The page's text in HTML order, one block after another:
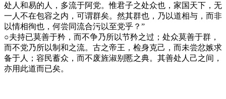
处人和易的人，多流于阿党。惟君子之处众也，家国天下，无
一人不在包容之内，可谓群矣。然其群也，乃以道相与，而非
以情相徇也，何尝同流合污以至党乎？”
○夫持已莫善于矜，而不争乃所以节矜之过；处众莫善于群，
而不党乃所以制和之流。古之帝王，检身克己，而未尝忿嫉求
备于人；容民蓄众，而不废旌淑别慝之典。其善处人己之间，
亦用此道而已矣。